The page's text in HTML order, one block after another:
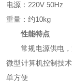
电源：220V 50Hz
重量：约10kg
性能特点
常规电源供电
微型计算机控制技
单方便